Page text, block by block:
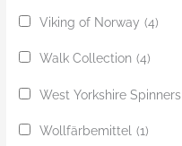
Viking of Norway (4)
Walk Collection (4)
West Yorkshire Spinners
Wollfärbemittel (1)